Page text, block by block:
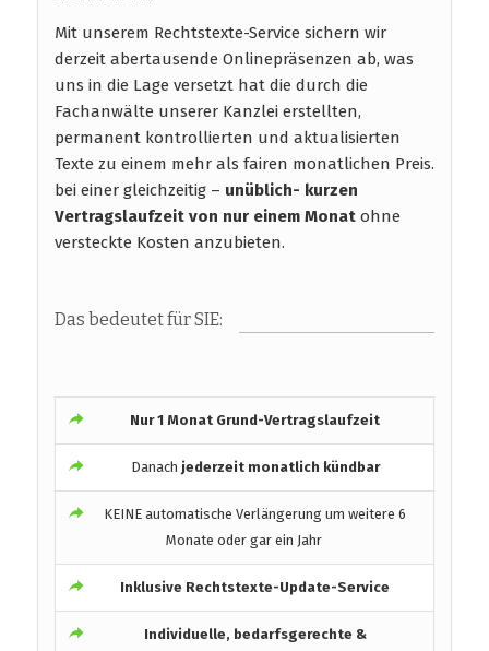
Mit unserem Rechtstexte-Service sichern wir
derzeit abertausende Onlinepräsenzen ab, was
uns in die Lage versetzt hat die durch die
Fachanwälte unserer Kanzlei erstellten,
permanent kontrollierten und aktualisierten
Texte zu einem mehr als fairen monatlichen Preis.
bei einer gleichzeitig – unüblich- kurzen
Vertragslaufzeit von nur einem Monat ohne
versteckte Kosten anzubieten.
Das bedeutet für SIE:
Nur 1 Monat Grund-Vertragslaufzeit
Danach jederzeit monatlich kündbar
KEINE automatische Verlängerung um weitere 6
Monate oder gar ein Jahr
Inklusive Rechtstexte-Update-Service
Individuelle, bedarfsgerechte &